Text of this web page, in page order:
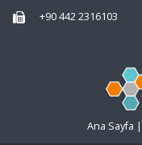
+90 442 2316103
Ana Sayfa |